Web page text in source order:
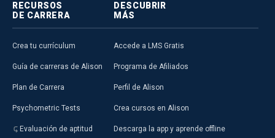
RECURSOS
DE CARRERA
Crea tu currículum
Guía de carreras de Alison
Plan de Carrera
Psychometric Tests
Evaluación de aptitud
DESCUBRIR
MÁS
Accede a LMS Gratis
Programa de Afiliados
Perfil de Alison
Crea cursos en Alison
Descarga la app y aprende offline